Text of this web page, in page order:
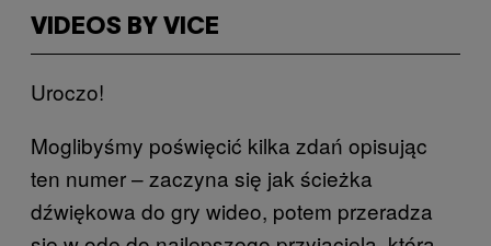
VIDEOS BY VICE
Uroczo!
Moglibyśmy poświęcić kilka zdań opisując
ten numer – zaczyna się jak ścieżka
dźwiękowa do gry wideo, potem przeradza